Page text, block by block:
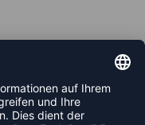
VERPASSE KEINE